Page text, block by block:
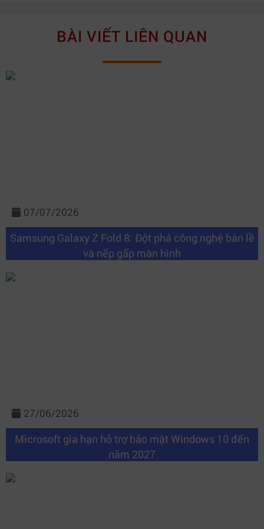
BÀI VIẾT LIÊN QUAN
07/07/2026
Samsung Galaxy Z Fold 8: Đột phá công nghệ bản lề
và nếp gấp màn hình
27/06/2026
Microsoft gia hạn hỗ trợ bảo mật Windows 10 đến
năm 2027